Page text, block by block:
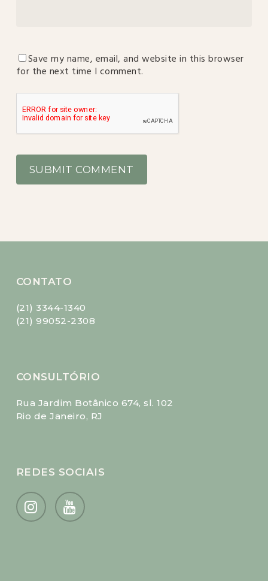
Save my name, email, and website in this browser
for the next time I comment.
CONTATO
(21) 3344-1340
(21) 99052-2308
CONSULTÓRIO
Rua Jardim Botânico 674, sl. 102
Rio de Janeiro, RJ
REDES SOCIAIS